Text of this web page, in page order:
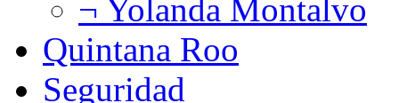
¬ Yolanda Montalvo
Quintana Roo
Seguridad